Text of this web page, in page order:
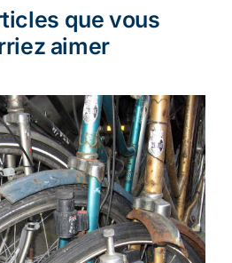
que vous
aimer